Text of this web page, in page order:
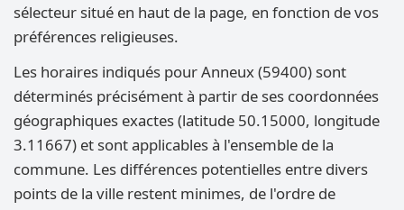
sélecteur situé en haut de la page, en fonction de vos
préférences religieuses.
Les horaires indiqués pour Anneux (59400) sont
déterminés précisément à partir de ses coordonnées
géographiques exactes (latitude 50.15000, longitude
3.11667) et sont applicables à l'ensemble de la
commune. Les différences potentielles entre divers
points de la ville restent minimes, de l'ordre de